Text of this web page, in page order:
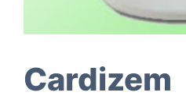
Cardizem